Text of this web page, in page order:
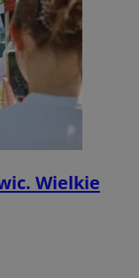
Wielkie